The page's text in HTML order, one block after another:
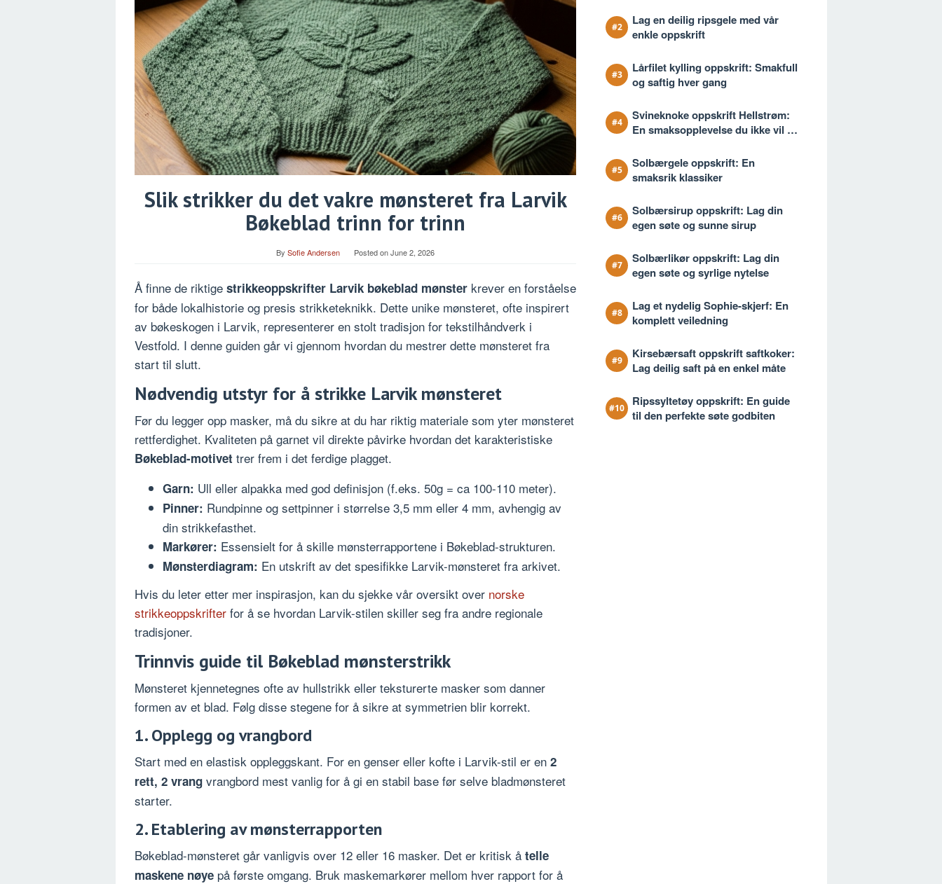
Slik strikker du det vakre mønsteret fra Larvik
Bøkeblad trinn for trinn
By Sofie Andersen Posted onJune 2, 2026
Å finne de riktige strikkeoppskrifter Larvik bøkeblad mønster krever en forståelse
for både lokalhistorie og presis strikketeknikk. Dette unike mønsteret, ofte inspirert
av bøkeskogen i Larvik, representerer en stolt tradisjon for tekstilhåndverk i
Vestfold. I denne guiden går vi gjennom hvordan du mestrer dette mønsteret fra
start til slutt.
Nødvendig utstyr for å strikke Larvik mønsteret
Før du legger opp masker, må du sikre at du har riktig materiale som yter mønsteret
rettferdighet. Kvaliteten på garnet vil direkte påvirke hvordan det karakteristiske
Bøkeblad-motivet trer frem i det ferdige plagget.
Garn: Ull eller alpakka med god definisjon (f.eks. 50g = ca 100-110 meter).
Pinner: Rundpinne og settpinner i størrelse 3,5 mm eller 4 mm, avhengig av
din strikkefasthet.
Markører: Essensielt for å skille mønsterrapportene i Bøkeblad-strukturen.
Mønsterdiagram: En utskrift av det spesifikke Larvik-mønsteret fra arkivet.
Hvis du leter etter mer inspirasjon, kan du sjekke vår oversikt over norske
strikkeoppskrifter for å se hvordan Larvik-stilen skiller seg fra andre regionale
tradisjoner.
Trinnvis guide til Bøkeblad mønsterstrikk
Mønsteret kjennetegnes ofte av hullstrikk eller teksturerte masker som danner
formen av et blad. Følg disse stegene for å sikre at symmetrien blir korrekt.
1. Opplegg og vrangbord
Start med en elastisk oppleggskant. For en genser eller kofte i Larvik-stil er en 2
rett, 2 vrang vrangbord mest vanlig for å gi en stabil base før selve bladmønsteret
starter.
2. Etablering av mønsterrapporten
Bøkeblad-mønsteret går vanligvis over 12 eller 16 masker. Det er kritisk å telle
maskene nøye på første omgang. Bruk maskemarkører mellom hver rapport for å
Lag en deilig ripsgele med vår
enkle oppskrift
Lårfilet kylling oppskrift: Smakfull
og saftig hver gang
Svineknoke oppskrift Hellstrøm:
En smaksopplevelse du ikke vil gå
Solbærgele oppskrift: En
smaksrik klassiker
Solbærsirup oppskrift: Lag din
egen søte og sunne sirup
Solbærlikør oppskrift: Lag din
egen søte og syrlige nytelse
Lag et nydelig Sophie-skjerf: En
komplett veiledning
Kirsebærsaft oppskrift saftkoker:
Lag deilig saft på en enkel måte
Ripssyltetøy oppskrift: En guide
til den perfekte søte godbiten